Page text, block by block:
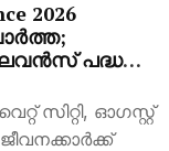
2026
പദ്ധതി,
സിറ്റി, ഓഗസ്റ്റ്